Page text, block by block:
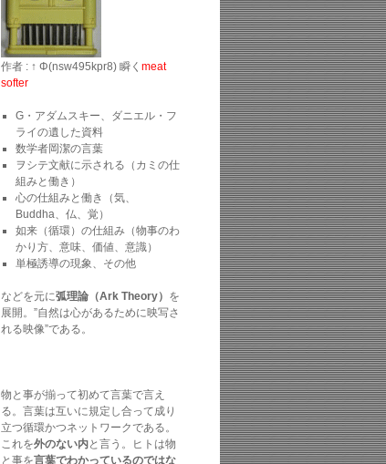
作者 : ↑ Φ(nsw495kpr8) 瞬く meat
softer
G・アダムスキー、ダニエル・フ
ライの遺した資料
数学者岡潔の言葉
ヲシテ文献に示される（カミの仕
組みと働き）
心の仕組みと働き（気、
Buddha、仏、覚）
如来（循環）の仕組み（物事のわ
かり方、意味、価値、意識）
単極誘導の現象、その他
などを元に弧理論（Ark Theory） を
展開。”自然は心があるために映写さ
れる映像”である。
物と事が揃って初めて言葉で言え
る。言葉は互いに規定し合って成り
立つ循環かつネットワークである。
これを外のない内と言う。ヒトは物
と事を言葉でわかっているのではな